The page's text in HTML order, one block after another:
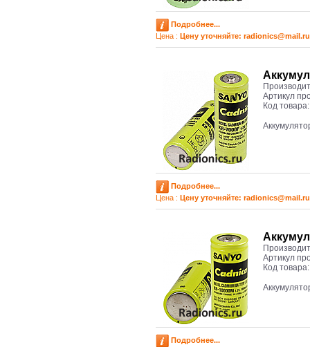
Подробнее...
Цена : Цену уточняйте: radioniсs@mail.ru
Артикул
Код
Подробнее...
Цена : Цену уточняйте: radioniсs@mail.ru
Артикул
Код
Подробнее...